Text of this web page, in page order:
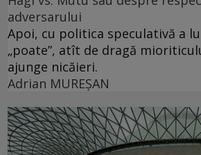
adversarului
Apoi, cu politica speculativă a
„poate”, atît de dragă
ajunge nicăieri.
Adrian MUREŞAN